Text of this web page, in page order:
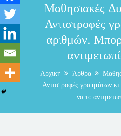
Μαθησιακές
Αντιστροφές
αριθμών.
Αρχική Άρθρα
Αντιστροφές γραμμάτων
να το